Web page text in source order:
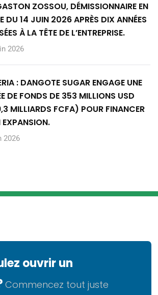
ZOSSOU, DÉMISSIONNAIRE EN
DU 14 JUIN 2026 APRÈS DIX ANNÉES
À LA TÊTE DE L’ENTREPRISE.
2026
: DANGOTE SUGAR ENGAGE UNE
DE FONDS DE 353 MILLIONS USD
MILLIARDS FCFA) POUR FINANCER
EXPANSION.
2026
ouvrir un
Commencez tout juste